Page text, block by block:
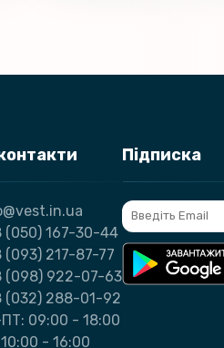
(050) 167-30-44
(093) 217-87-77
(098) 922-07-63
(032) 288-01-92
09:00 - 18:00
- 16:00
Підписка